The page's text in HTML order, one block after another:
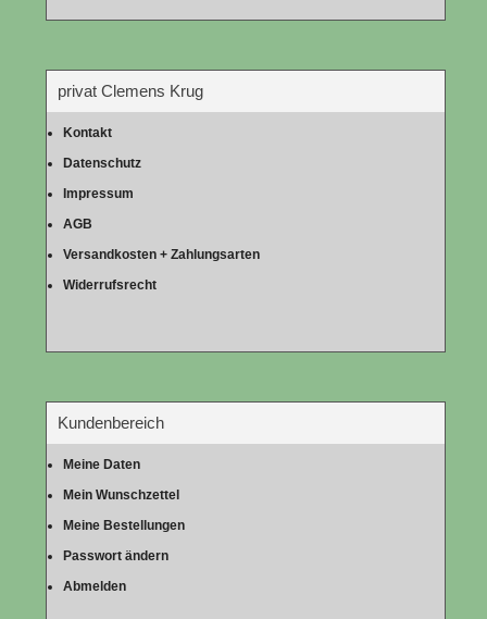
privat Clemens Krug
Kontakt
Datenschutz
Impressum
AGB
Versandkosten + Zahlungsarten
Widerrufsrecht
Kundenbereich
Meine Daten
Mein Wunschzettel
Meine Bestellungen
Passwort ändern
Abmelden